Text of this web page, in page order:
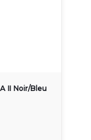
II Noir/Bleu